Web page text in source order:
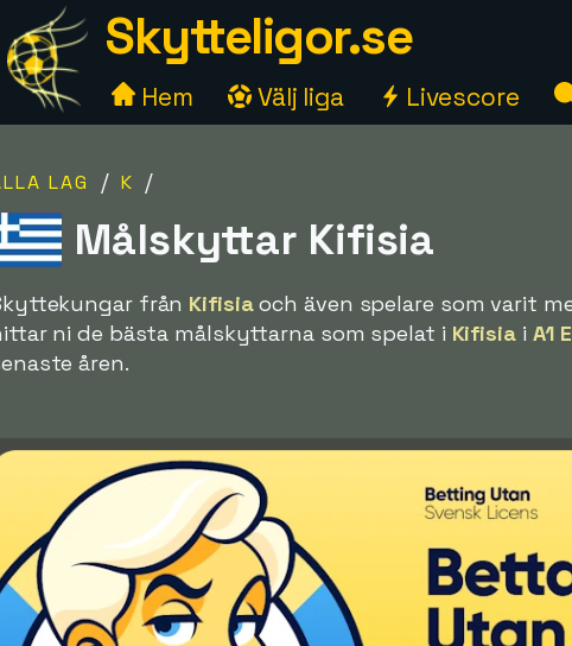
Skytteligor.se
Hem Välj liga Livescore
LAG / K /
Målskyttar Kifisia
från Kifisiaoch även spelare som varit
ni de bästa målskyttarna som spelat i Kifisiai A1
åren.